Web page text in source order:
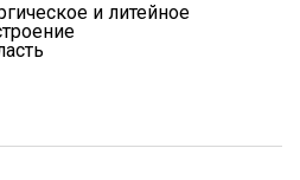
и литейное